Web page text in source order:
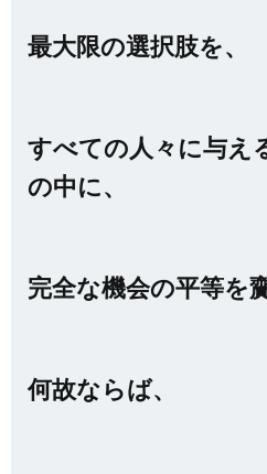
最大限の選択肢を、
すべての人々 に与え
の中に、
完全な機会の平等を
何故ならば、